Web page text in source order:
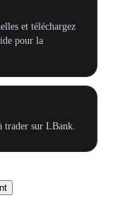
et téléchargez
pour la
trader sur LBank.